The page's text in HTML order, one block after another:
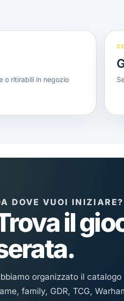
o ritirabili in negozio
DOVE VUOI INIZIARE?
il
organizzato il
family, GDR, TCG,